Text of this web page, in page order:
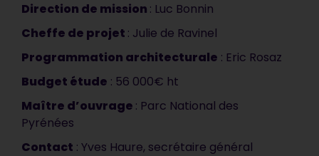
Direction de mission : Luc Bonnin
Cheffe de projet : Julie de Ravinel
Programmation architecturale : Eric Rosaz
Budget étude : 56 000€ ht
Maître d’ouvrage : Parc National des
Pyrénées
Contact : Yves Haure, secrétaire général
Votre document est
synthétique, précis et
vendeur. C’est impeccable, ça
correspond tout à fait à ce que
nous attendions. C’est